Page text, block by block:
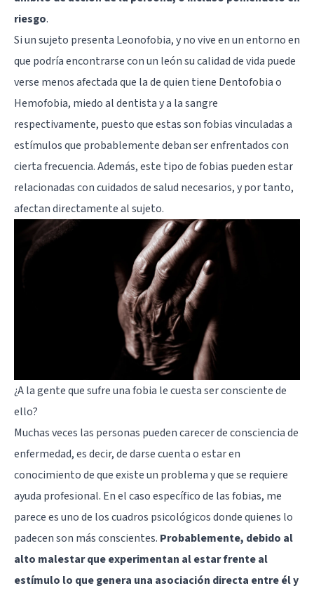
riesgo.
Si un sujeto presenta Leonofobia, y no vive en un entorno en
que podría encontrarse con un león su calidad de vida puede
verse menos afectada que la de quien tiene Dentofobia o
Hemofobia, miedo al dentista y a la sangre
respectivamente, puesto que estas son fobias vinculadas a
estímulos que probablemente deban ser enfrentados con
cierta frecuencia. Además, este tipo de fobias pueden estar
relacionadas con cuidados de salud necesarios, y por tanto,
afectan directamente al sujeto.
¿A la gente que sufre una fobia le cuesta ser consciente de
ello?
Muchas veces las personas pueden carecer de consciencia de
enfermedad, es decir, de darse cuenta o estar en
conocimiento de que existe un problema y que se requiere
ayuda profesional. En el caso específico de las fobias, me
parece es uno de los cuadros psicológicos donde quienes lo
padecen son más conscientes. Probablemente, debido al
alto malestar que experimentan al estar frente al
estímulo lo que genera una asociación directa entre él y